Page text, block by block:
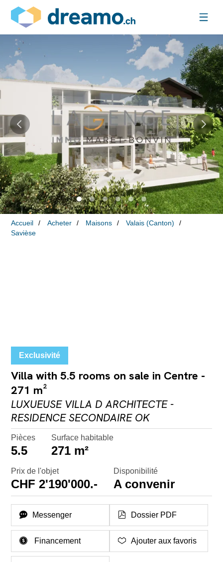
Accueil Acheter Maisons
Valais (Canton)
Savièse
Exclusivité
Villa with 5.5 rooms on sale in Centre -
271 m²
LUXUEUSE VILLA D ARCHITECTE -
RESIDENCE SECONDAIRE OK
Pièces
5.5
Surface habitable
271 m²
Prix de l'objet
CHF 2'190'000.-
Disponibilité
A convenir
Messenger Dossier PDF
Financement Ajouter aux favoris